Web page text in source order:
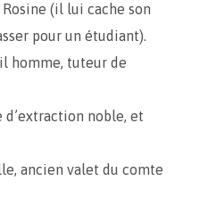
Rosine (il lui cache son
pour un étudiant).
homme, tuteur de
d’extraction noble, et
ancien valet du comte